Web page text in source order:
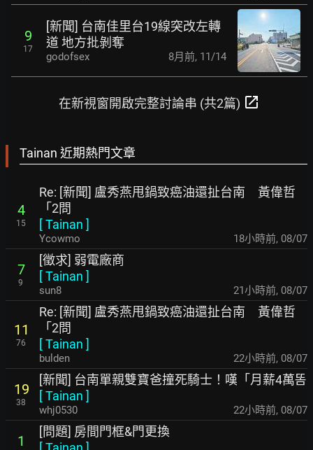
9
17
[新聞] 台南佳里台19線突改左轉
道 地方批剝奪
godofsex 8月前, 11/14
在新視窗開啟完整討論串 (共2篇) open_in_new
Tainan 近期熱門文章
4
15
Re: [新聞] 盧秀燕甩鍋致癌油還扯台南 黃偉哲
「2問
[Tainan ]
Ycowmo 18小時前, 08/07
7
9
[徵求] 弱電廠商
[Tainan ]
sun8 21小時前, 08/07
11
76
Re: [新聞] 盧秀燕甩鍋致癌油還扯台南 黃偉哲
「2問
[Tainan ]
bulden 22小時前, 08/07
19
38
[新聞] 台南單親雙寶爸撞死騎士！嘆「月薪4萬똠
[Tainan ]
whj0530 22小時前, 08/07
1
[問題] 房間門框&門更換